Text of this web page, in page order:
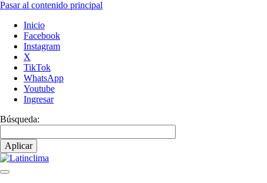
Pasar al contenido principal
Inicio
Facebook
Instagram
X
TikTok
WhatsApp
Youtube
Ingresar
Búsqueda: